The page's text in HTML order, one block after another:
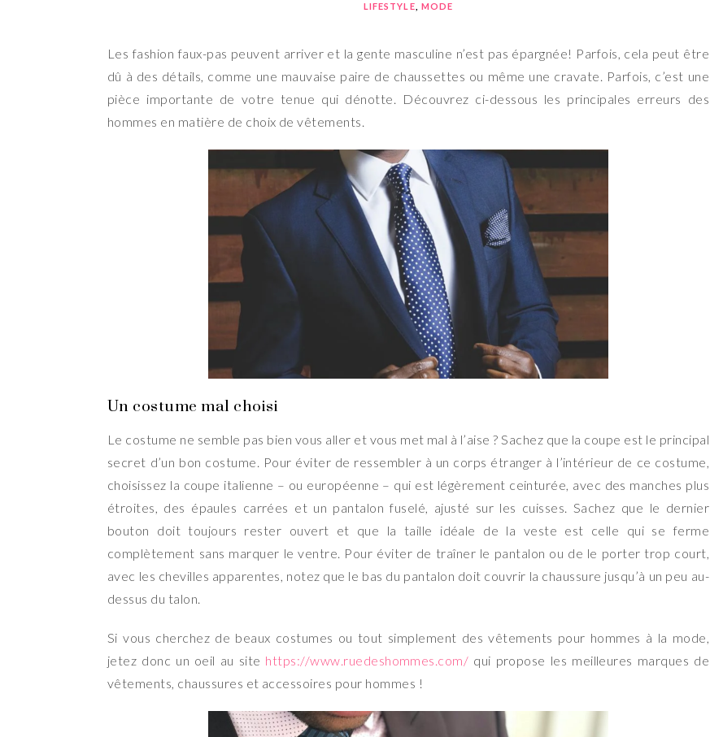
LIFESTYLE MODE
Les fashion faux-pas peuvent arriver et la gente masculine n’est pas épargnée! Parfois, cela peut être
dû à des détails, comme une mauvaise paire de chaussettes ou même une cravate. Parfois, c’est une
pièce importante de votre tenue qui dénotte. Découvrez ci-dessous les principales erreurs des
hommes en matière de choix de vêtements.
Un costume mal choisi
Le costume ne semble pas bien vous aller et vous met mal à l’aise ? Sachez que la coupe est le principal
secret d’un bon costume. Pour éviter de ressembler à un corps étranger à l’intérieur de ce costume,
choisissez la coupe italienne – ou européenne – qui est légèrement ceinturée, avec des manches plus
étroites, des épaules carrées et un pantalon fuselé, ajusté sur les cuisses. Sachez que le dernier
bouton doit toujours rester ouvert et que la taille idéale de la veste est celle qui se ferme
complètement sans marquer le ventre. Pour éviter de traîner le pantalon ou de le porter trop court,
avec les chevilles apparentes, notez que le bas du pantalon doit couvrir la chaussure jusqu’à un peu au-
dessus du talon.
Si vous cherchez de beaux costumes ou tout simplement des vêtements pour hommes à la mode,
jetez donc un oeil au site https://www.ruedeshommes.com/ qui propose les meilleures marques de
vêtements, chaussures et accessoires pour hommes !